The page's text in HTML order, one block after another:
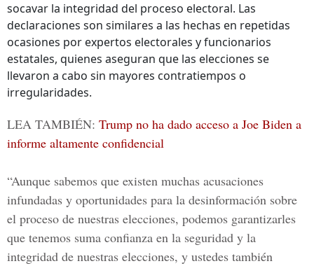
socavar la integridad del proceso electoral. Las
declaraciones son similares a las hechas en repetidas
ocasiones por expertos electorales y funcionarios
estatales, quienes aseguran que las elecciones se
llevaron a cabo sin mayores contratiempos o
irregularidades.
LEA TAMBIÉN: Trump no ha dado acceso a Joe Biden a
informe altamente confidencial
“Aunque sabemos que existen muchas acusaciones
infundadas y oportunidades para la desinformación sobre
el proceso de nuestras elecciones, podemos garantizarles
que tenemos suma confianza en la seguridad y la
integridad de nuestras elecciones, y ustedes también